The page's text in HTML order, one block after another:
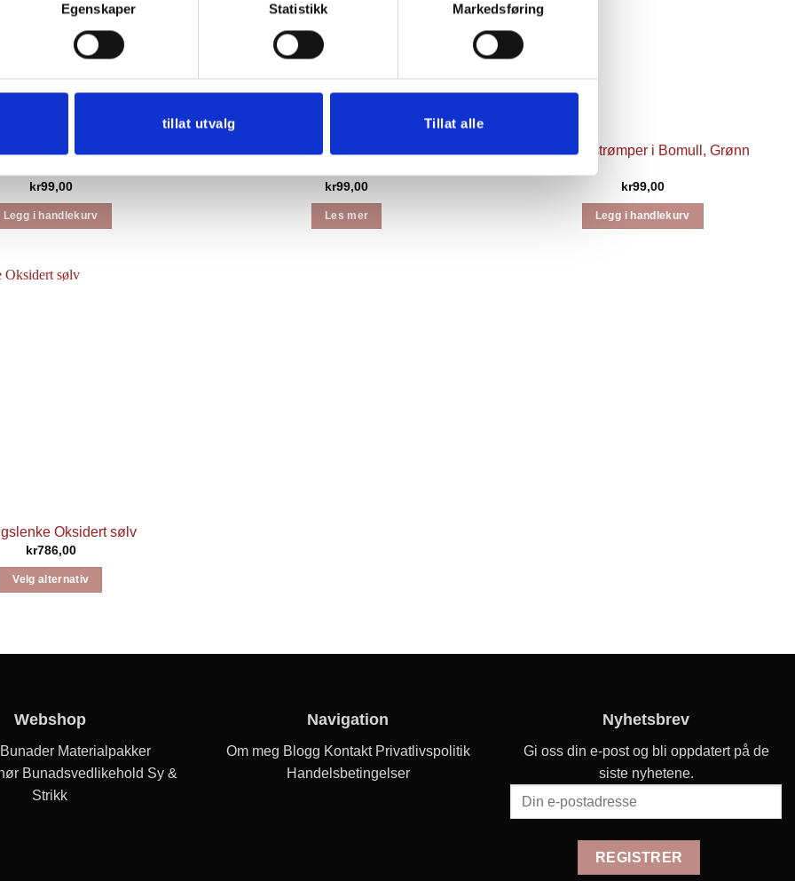
Egenskaper Statistikk Markedsføring
tillat utvalg Tillat alle
i Bomull, Rød
kr99,00
Legg i handlekurv
UTSOLGT
Safa Knestrømper i Bomull, Svart
kr99,00
Les mer
Safa knestrømper i Bomull, Grønn
kr99,00
Legg i handlekurv
Oksidert sølv
kr786,00
Velg alternativ
kan
velges
på
Webshop
Bunader Materialpakker
Bunadsvedlikehold Sy &
Strikk
Navigation
Om meg Blogg Kontakt Privatlivspolitik
Handelsbetingelser
Nyhetsbrev
Gi oss din e-post og bli oppdatert på de
siste nyhetene.